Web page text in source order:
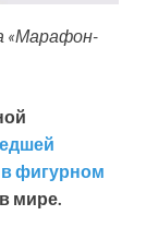
«Марафон-
в фигурном
мире.